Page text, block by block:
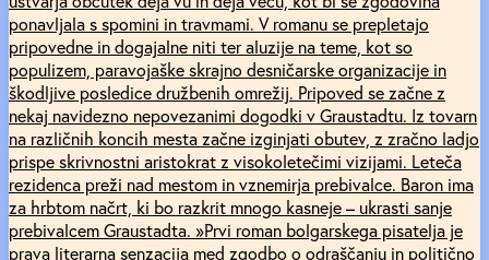
ponavljala s spomini in travmami. V romanu se prepletajo
pripovedne in dogajalne niti ter aluzije na teme, kot so
populizem, paravojaške skrajno desničarske organizacije in
škodljive posledice družbenih omrežij. Pripoved se začne z
nekaj navidezno nepovezanimi dogodki v Graustadtu. Iz tovarn
na različnih koncih mesta začne izginjati obutev, z zračno ladjo
prispe skrivnostni aristokrat z visokoletečimi vizijami. Leteča
rezidenca preži nad mestom in vznemirja prebivalce. Baron ima
za hrbtom načrt, ki bo razkrit mnogo kasneje – ukrasti sanje
prebivalcem Graustadta. »Prvi roman bolgarskega pisatelja je
prava literarna senzacija med zgodbo o odraščanju in politično